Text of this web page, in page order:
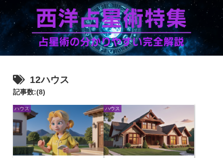
12ハウス
記事数:(8)
ハウス ハウス